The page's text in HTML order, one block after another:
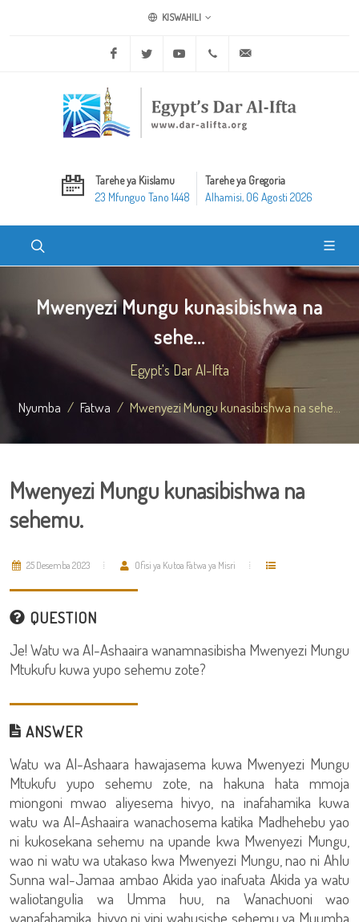
KISWAHILI
Facebook Twitter Youtube +20 2 25970400
Tarehe ya Kiislamu
23 Mfunguo Tano 1448
Tarehe ya Gregoria
Alhamisi, 06 Agosti 2026
Mwenyezi Mungu kunasibishwa na
sehe...
Egypt's Dar Al-Ifta
Nyumba Fatwa Mwenyezi Mungu kunasibishwa na sehe...
Mwenyezi Mungu kunasibishwa na
sehemu.
25 Desemba 2023 Ofisi ya Kutoa Fatwa ya Misri
QUESTION
Je! Watu wa Al-Ashaaira wanamnasibisha Mwenyezi Mungu
Mtukufu kuwa yupo sehemu zote?
ANSWER
Watu wa Al-Ashaara hawajasema kuwa Mwenyezi Mungu
Mtukufu yupo sehemu zote, na hakuna hata mmoja
miongoni mwao aliyesema hivyo, na inafahamika kuwa
watu wa Al-Ashaaira wanachosema katika Madhehebu yao
ni kukosekana sehemu na upande kwa Mwenyezi Mungu,
wao ni watu wa utakaso kwa Mwenyezi Mungu, nao ni Ahlu
Sunna wal-Jamaa ambao Akida yao inafuata Akida ya watu
waliotangulia wa Umma huu, na Wanachuoni wao
wanafahamika, hivyo ni vipi wahusishe sehemu ya Muumba